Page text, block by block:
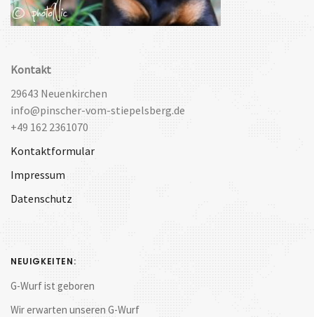
Kontakt
29643 Neuenkirchen
info@pinscher-vom-stiepelsberg.de
+49 162 2361070
Kontaktformular
Impressum
Datenschutz
NEUIGKEITEN:
G-Wurf ist geboren
Wir erwarten unseren G-Wurf